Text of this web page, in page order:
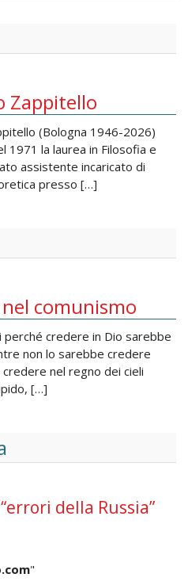
Zappitello
(Bologna 1946-2026)
1971 la laurea in Filosofia e
assistente incaricato di
presso […]
comunismo
perché credere in Dio sarebbe
non lo sarebbe credere
credere nel regno dei cieli
[…]
della Russia”
"